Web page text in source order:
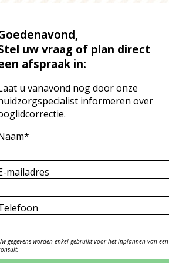
uw vraag of plan direct
afspraak in:
u vanavond nog door onze
informeren over
mailadres
gegevens worden enkel gebruikt voor het inplannen van een